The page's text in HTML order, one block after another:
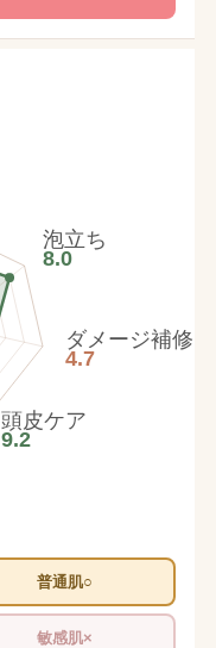
泡立ち
8.0
ダメージ補修
4.7
頭皮ケア
9.2
普通肌○
敏感肌×